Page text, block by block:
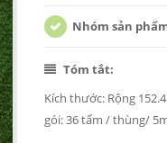
Nhóm sản
Tóm tắt:
Kích thước: Rộng
gói: 36 tấm / thùng/